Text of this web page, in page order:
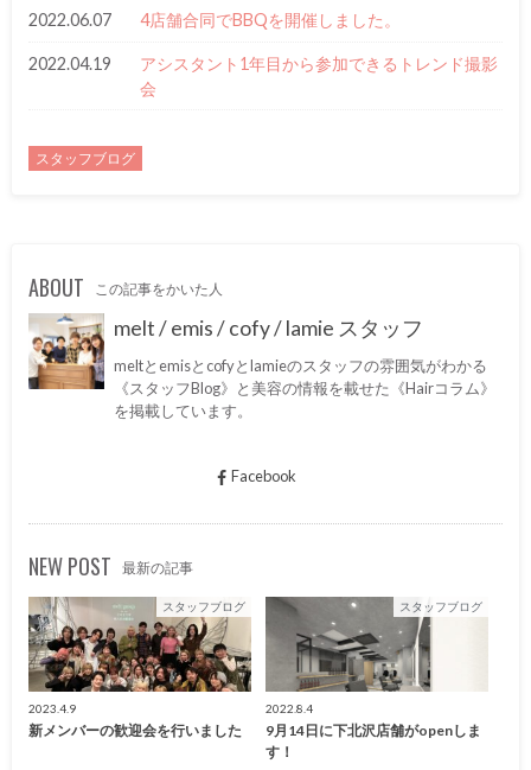
2022.06.07 4店舗合同でBBQを開催しました。
2022.04.19
アシスタント1年目から参加できるトレンド撮影
会
スタッフブログ
ABOUT この記事をかいた人
melt / emis / cofy / lamie スタッフ
meltとemisとcofyとlamieのスタッフの雰囲気がわかる
《スタッフBlog》と美容の情報を載せた《Hairコラム》
を掲載しています。
Facebook
NEW POST 最新の記事
スタッフブログ
2023.4.9
新メンバーの歓迎会を行いました
スタッフブログ
2022.8.4
9月14日に下北沢店舗がopenしま
す！